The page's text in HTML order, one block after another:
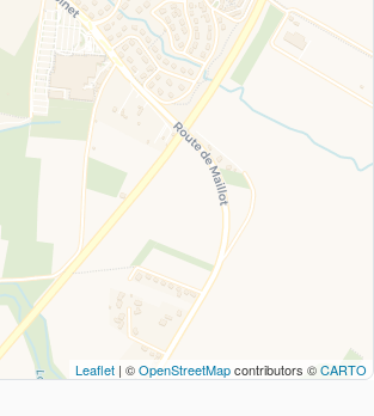
Leaflet | ©OpenStreetMapcontributors ©CARTO